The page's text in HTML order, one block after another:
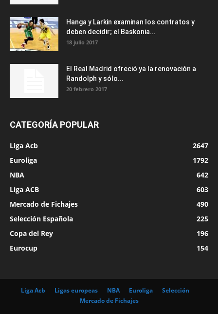
Hanga y Larkin examinan los contratos y
deben decidir; el Baskonia...
18 julio 2017
El Real Madrid ofreció ya la renovación a
Randolph y sólo...
20 febrero 2017
CATEGORÍA POPULAR
Liga Acb
2647
Euroliga
1792
NBA
642
Liga ACB
603
Mercado de Fichajes
490
Selección Española
225
Copa del Rey
196
Eurocup
154
Liga Acb Ligas europeas NBA Euroliga
Selección
Mercado de Fichajes